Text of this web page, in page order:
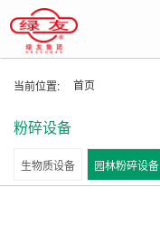
当前位置: 首页
粉碎设备
生物质设备 园林粉碎设备